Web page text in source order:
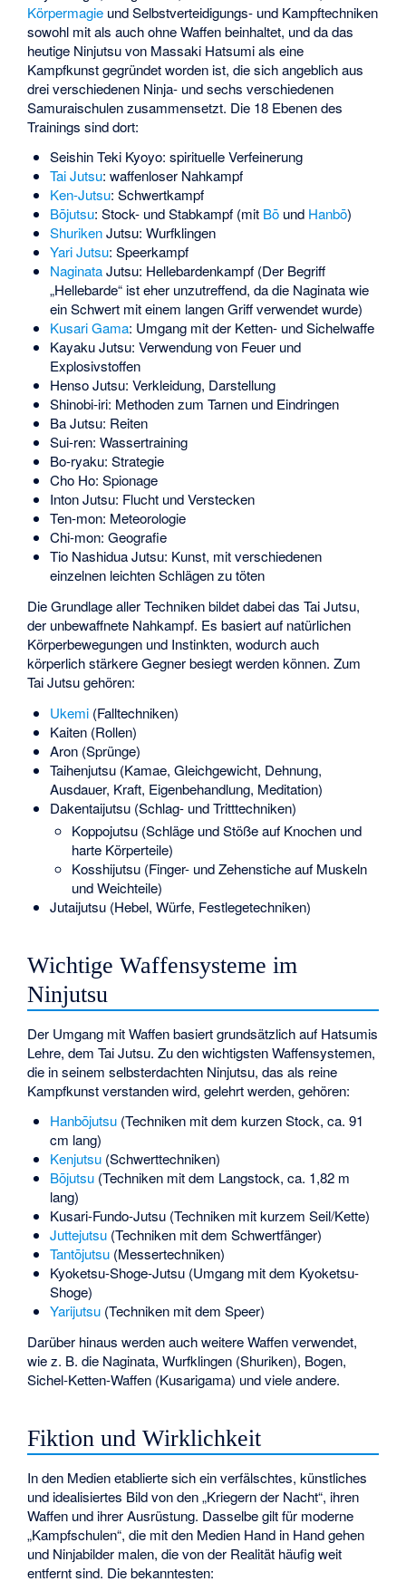
Körpermagie und Selbstverteidigungs- und Kampftechniken
sowohl mit als auch ohne Waffen beinhaltet, und da das
heutige Ninjutsu von Massaki Hatsumials eine
Kampfkunst gegründet worden ist, die sich angeblich aus
drei verschiedenen Ninja- und sechs verschiedenen
Samuraischulen zusammensetzt. Die 18 Ebenen des
Trainings sind dort:
Seishin Teki Kyoyo: spirituelle Verfeinerung
Tai Jutsu: waffenloser Nahkampf
Ken-Jutsu: Schwertkampf
Bōjutsu: Stock- und Stabkampf (mit Bōund Hanbō)
ShurikenJutsu: Wurfklingen
Yari Jutsu: Speerkampf
NaginataJutsu: Hellebardenkampf (Der Begriff
„Hellebarde“ ist eher unzutreffend, da die Naginata wie
ein Schwert mit einem langen Griff verwendet wurde)
Kusari Gama: Umgang mit der Ketten- und Sichelwaffe
Kayaku Jutsu: Verwendung von Feuer und
Explosivstoffen
Henso Jutsu: Verkleidung, Darstellung
Shinobi-iri: Methoden zum Tarnen und Eindringen
Ba Jutsu: Reiten
Sui-ren: Wassertraining
Bo-ryaku: Strategie
Cho Ho: Spionage
Inton Jutsu: Flucht und Verstecken
Ten-mon: Meteorologie
Chi-mon: Geografie
Tio Nashidua Jutsu: Kunst, mit verschiedenen
einzelnen leichten Schlägen zu töten
Die Grundlage aller Techniken bildet dabei das Tai Jutsu,
der unbewaffnete Nahkampf. Es basiert auf natürlichen
Körperbewegungen und Instinkten, wodurch auch
körperlich stärkere Gegner besiegt werden können. Zum
Tai Jutsu gehören:
Ukemi(Falltechniken)
Kaiten (Rollen)
Aron (Sprünge)
Taihenjutsu (Kamae, Gleichgewicht, Dehnung,
Ausdauer, Kraft, Eigenbehandlung, Meditation)
Dakentaijutsu(Schlag- und Tritttechniken)
Koppojutsu (Schläge und Stöße auf Knochen und
harte Körperteile)
Kosshijutsu (Finger- und Zehenstiche auf Muskeln
und Weichteile)
Jutaijutsu (Hebel, Würfe, Festlegetechniken)
Wichtige Waffensysteme im
Ninjutsu
Der Umgang mit Waffen basiert grundsätzlich auf Hatsumis
Lehre, dem Tai Jutsu. Zu den wichtigsten Waffensystemen,
die in seinem selbsterdachten Ninjutsu, das als reine
Kampfkunst verstanden wird, gelehrt werden, gehören:
Hanbōjutsu(Techniken mit dem kurzen Stock, ca. 91
cm lang)
Kenjutsu(Schwerttechniken)
Bōjutsu(Techniken mit dem Langstock, ca. 1,82 m
lang)
Kusari-Fundo-Jutsu (Techniken mit kurzem Seil/Kette)
Juttejutsu(Techniken mit dem Schwertfänger)
Tantōjutsu(Messertechniken)
Kyoketsu-Shoge-Jutsu (Umgang mit dem Kyoketsu-
Shoge)
Yarijutsu(Techniken mit dem Speer)
Darüber hinaus werden auch weitere Waffen verwendet,
wie z. B. die Naginata, Wurfklingen (Shuriken), Bogen,
Sichel-Ketten-Waffen (Kusarigama) und viele andere.
Fiktion und Wirklichkeit
In den Medien etablierte sich ein verfälschtes, künstliches
und idealisiertes Bild von den „Kriegern der Nacht“, ihren
Waffen und ihrer Ausrüstung. Dasselbe gilt für moderne
„Kampfschulen“, die mit den Medien Hand in Hand gehen
und Ninjabilder malen, die von der Realität häufig weit
entfernt sind. Die bekanntesten: